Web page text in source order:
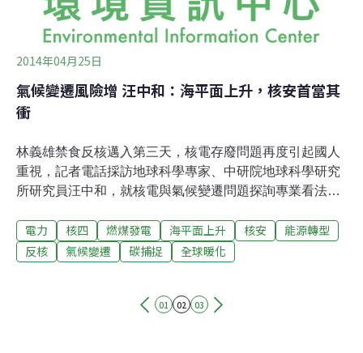
共存的聚居地。從高汙工業到永續典範哈瑪比，一個瑞
2014年04月25日
氣候變遷風險增 汪中和：海平面上升，核安首當其
衝
林義雄禁食反核邁入第三天，核電存廢問題再度引起國人
重視，記者電話採訪地球科學專家、中研院地球科學研究
所研究員汪中和，就核電與氣候變遷問題探詢專業看法，
和表示，就減碳面向而言，核能電廠的碳排放量相較於燃
煤發電少非常多，意即有助於台灣在全球氣候變遷上的減
氣候變遷的大環境之下，海平面勢必是會上升的，對於需
電力 核四 燃煤發電 海平面上升 核安
能源轉型
反核
氣候變遷 碳捕捉 全球暖化
01 02 03